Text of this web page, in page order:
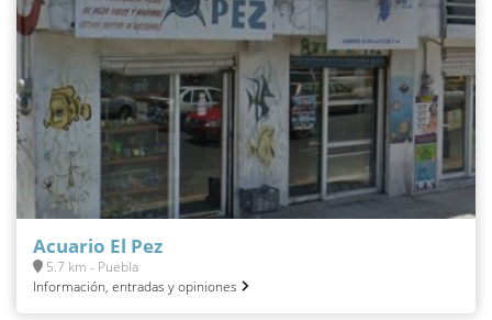
Acuario El Pez
5.7 km - Puebla
Información, entradas y opiniones